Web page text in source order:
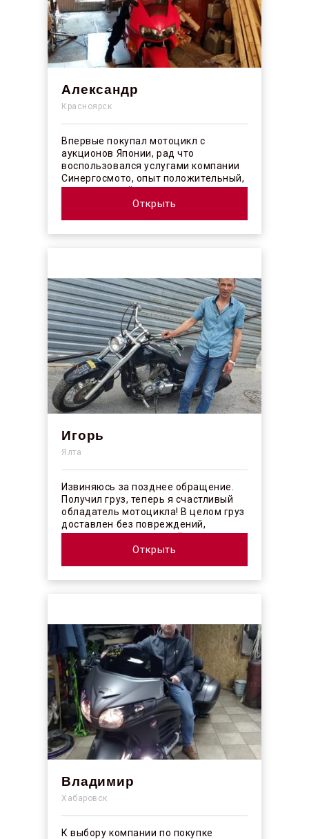
Александр
Красноярск
Впервые покупал мотоцикл с
аукционов Японии, рад что
воспользовался услугами компании
Синергосмото, опыт положительный,
коллектив действительно
профессионалы своего ...
Открыть
Игорь
Ялта
Извиняюсь за позднее обращение.
Получил груз, теперь я счастливый
обладатель мотоцикла! В целом груз
доставлен без повреждений,
огорчило отсутствие плёночного
Открыть
Владимир
Хабаровск
К выбору компании по покупке